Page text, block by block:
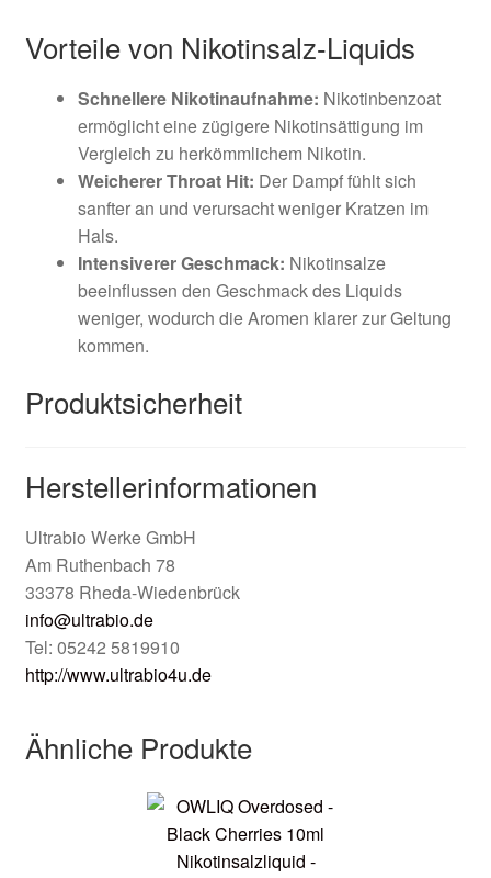
Vorteile von Nikotinsalz-Liquids
Schnellere Nikotinaufnahme: Nikotinbenzoat
ermöglicht eine zügigere Nikotinsättigung im
Vergleich zu herkömmlichem Nikotin.
Weicherer Throat Hit: Der Dampf fühlt sich
sanfter an und verursacht weniger Kratzen im
Hals.
Intensiverer Geschmack: Nikotinsalze
beeinflussen den Geschmack des Liquids
weniger, wodurch die Aromen klarer zur Geltung
kommen.
Produktsicherheit
Herstellerinformationen
Ultrabio Werke GmbH
Am Ruthenbach 78
33378 Rheda-Wiedenbrück
info@ultrabio.de
Tel: 05242 5819910
http://www.ultrabio4u.de
Ähnliche Produkte